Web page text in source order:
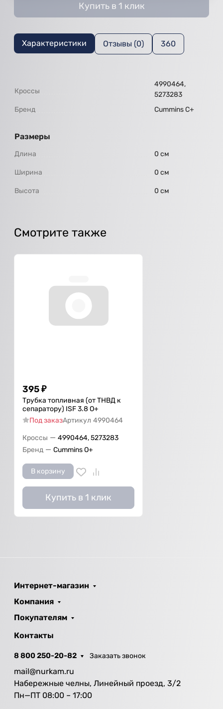
Купить в 1 клик
Характеристики Отзывы (0) 360
Кроссы
4990464,
5273283
Бренд
Cummins C+
Размеры
Длина 0 см
Ширина 0 см
Высота 0 см
Смотрите также
395₽
Трубка топливная (от ТНВД к
сепаратору) ISF 3.8 О+
Под заказАртикул 4990464
Кроссы — 4990464, 5273283
Бренд — Cummins O+
В корзину
Купить в 1 клик
Интернет-магазин
Компания
Покупателям
Контакты
8 800 250-20-82 Заказать звонок
mail@nurkam.ru
Набережные челны, Линейный проезд, 3/2
Пн—ПТ 08:00 – 17:00